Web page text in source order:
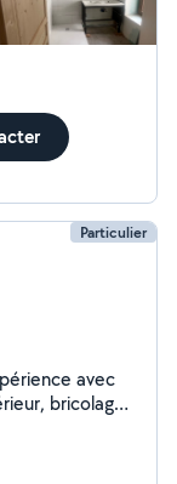
Particulier
avec
bricolage ,